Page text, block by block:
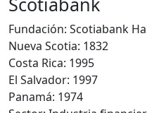
Fundación: Scotiabank
Nueva Scotia: 1832
Costa Rica: 1995
El Salvador: 1997
Panamá: 1974